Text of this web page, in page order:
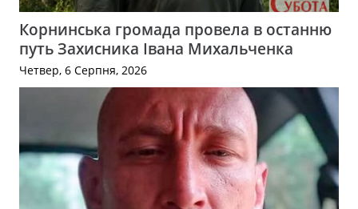
Корнинська громада провела в останню
путь Захисника Івана Михальченка
Четвер, 6 Серпня, 2026